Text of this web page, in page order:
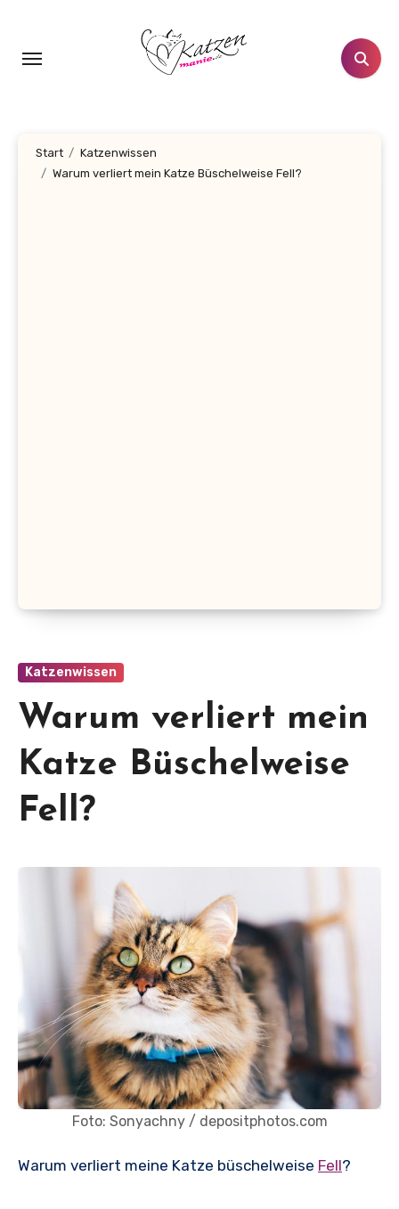
springen
Start
Katzenwissen
Warum verliert mein Katze Büschelweise Fell?
Katzenwissen
Warum verliert mein
Katze Büschelweise
Fell?
Foto: Sonyachny / depositphotos.com
Warum verliert meine Katze büschelweise Fell?